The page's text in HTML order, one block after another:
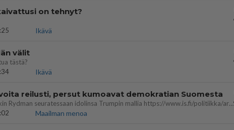
on tehnyt?
Ikävä
välit
tästä?
Ikävä
voita reilusti, persut kumoavat demokratian Suomesta
Näin tekisi ainakin Rydman seuratessaan idolinsa Trumpin mallia https://www.is.fi/politiikka/art-2000012187244.html
Maailman menoa